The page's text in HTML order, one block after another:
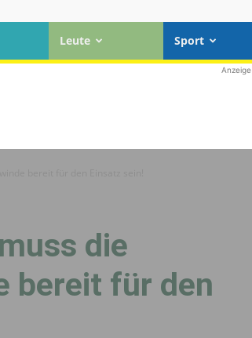
Leute Sport
Anzeige
die
bereit für den